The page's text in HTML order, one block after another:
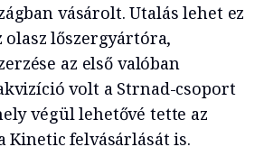
vásárolt. Utalás lehet ez
olasz lőszergyártóra,
az első valóban
volt a Strnad-csoport
végül lehetővé tette az
Kinetic felvásárlását is.